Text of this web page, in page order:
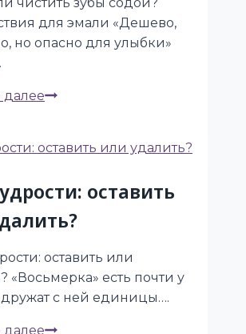
для эмали «Дешево,
но опасно для улыбки»
далееМожно
зубы
оставить
оставить или
«Восьмерка» есть почти у
дружат с ней единицы….
далееЗуб